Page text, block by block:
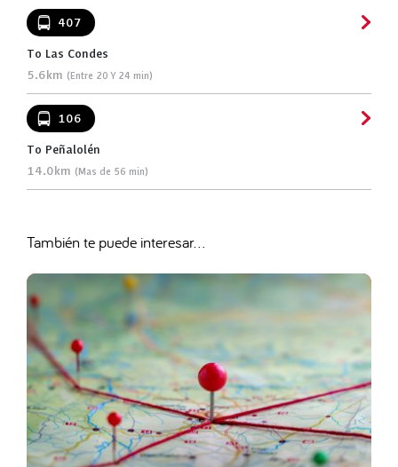
407
To Las Condes
5.6km (Entre 20 Y 24 min)
106
To Peñalolén
14.0km (Mas de 56 min)
También te puede interesar...